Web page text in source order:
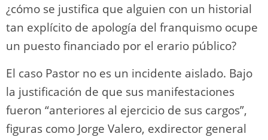
¿cómo se justifica que alguien con un historial
tan explícito de apología del franquismo ocupe
un puesto financiado por el erario público?
El caso Pastor no es un incidente aislado. Bajo
la justificación de que sus manifestaciones
fueron “anteriores al ejercicio de sus cargos”,
figuras como Jorge Valero, exdirector general